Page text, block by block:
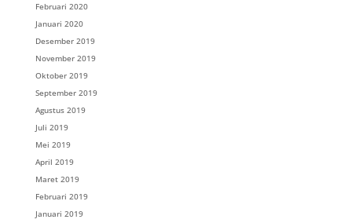
Februari 2020
Januari 2020
Desember 2019
November 2019
Oktober 2019
September 2019
Agustus 2019
Juli 2019
Mei 2019
April 2019
Maret 2019
Februari 2019
Januari 2019